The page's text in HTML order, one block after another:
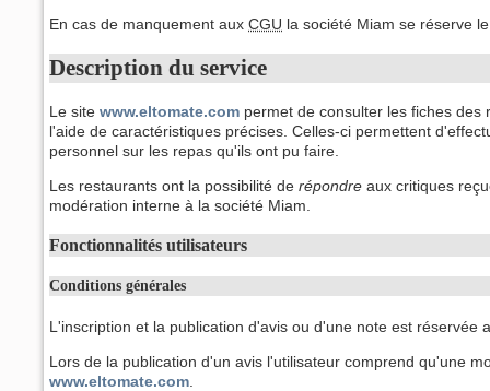
Droits d'accès
Bilan des fonctionnalités
En cas de manquement aux CGU la société Miam se réserve
Description du service
Le site www.eltomate.com permet de consulter les fiches
l'aide de caractéristiques précises. Celles-ci permettent
personnel sur les repas qu'ils ont pu faire.
Les restaurants ont la possibilité de répondre aux critiques
modération interne à la société Miam.
Fonctionnalités utilisateurs
Conditions générales
L'inscription et la publication d'avis ou d'une note est réservée
Lors de la publication d'un avis l'utilisateur comprend qu'une
www.eltomate.com